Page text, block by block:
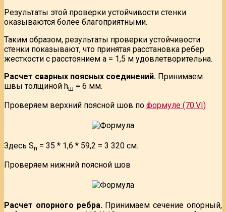
Результаты этой проверки устойчивости стенки
оказываются более благоприятными.
Таким образом, результаты проверки устойчивости
стенки показывают, что принятая расстановка ребер
жесткости с расстоянием а = 1,5 м удовлетворительна.
Расчет сварных поясных соединений. Принимаем
швы толщиной hш = 6 мм.
Проверяем верхний поясной шов по формуле (70.VI)
Здесь Sn = 35 * 1,6 * 59,2 = 3 320 см.
Проверяем нижний поясной шов
Расчет опорного ребра. Принимаем сечение опорный,